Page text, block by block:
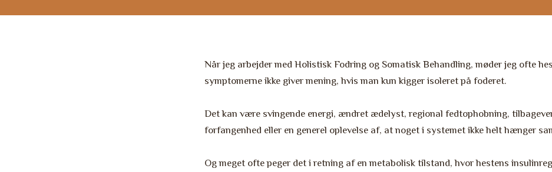
Når jeg arbejder med Holistisk Fodring og Somatisk Behandling, møder jeg ofte
symptomerne ikke giver mening, hvis man kun kigger isoleret på foderet.
Det kan være svingende energi, ændret ædelyst, regional fedtophobning,
forfangenhed eller en generel oplevelse af, at noget i systemet ikke helt hænger
Og meget ofte peger det i retning af en metabolisk tilstand, hvor hestens